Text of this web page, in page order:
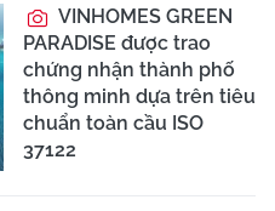
VINHOMES GREEN
PARADISE được trao
chứng nhận thành phố
thông minh dựa trên tiêu
chuẩn toàn cầu ISO
37122